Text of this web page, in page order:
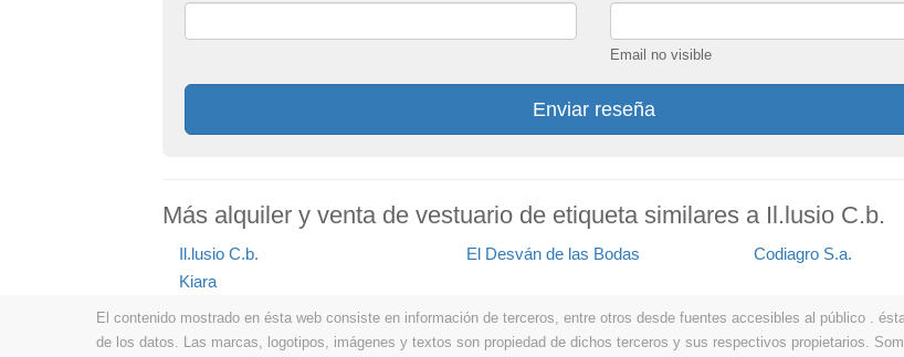
Email no visible
Enviar reseña
Más alquiler y venta de vestuario de etiqueta similares a Il.lusio C.b.
Il.lusio C.b. El Desván de las Bodas
Codiagro S.a.
Kiara
El contenido mostrado en ésta web consiste en información de terceros, entre otros desde fuentes accesibles al público .
de los datos. Las marcas, logotipos, imágenes y textos son propiedad de dichos terceros y sus respectivos propietarios.